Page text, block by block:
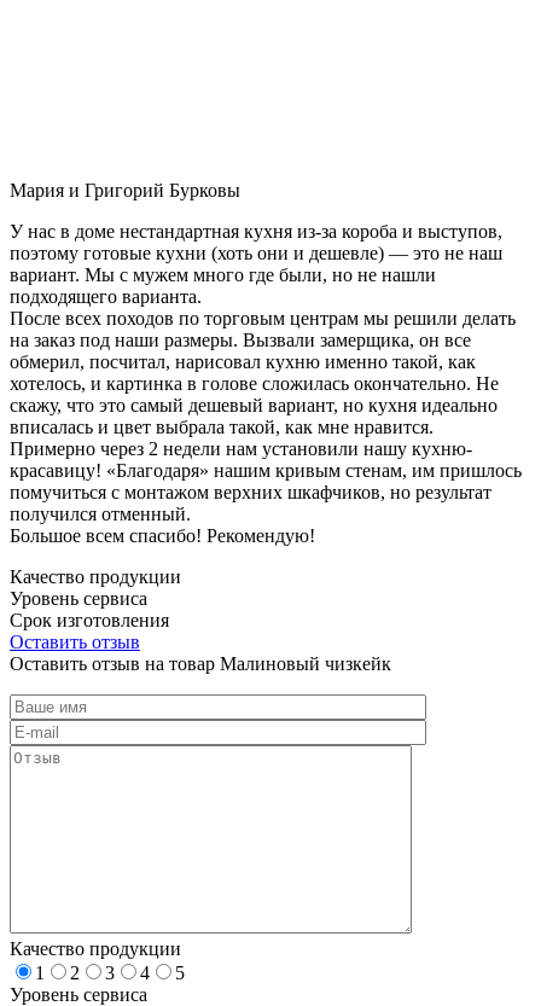
Мария и Григорий Бурковы
У нас в доме нестандартная кухня из-за короба и выступов,
поэтому готовые кухни (хоть они и дешевле) — это не наш
вариант. Мы с мужем много где были, но не нашли
подходящего варианта.
После всех походов по торговым центрам мы решили делать
на заказ под наши размеры. Вызвали замерщика, он все
обмерил, посчитал, нарисовал кухню именно такой, как
хотелось, и картинка в голове сложилась окончательно. Не
скажу, что это самый дешевый вариант, но кухня идеально
вписалась и цвет выбрала такой, как мне нравится.
Примерно через 2 недели нам установили нашу кухню-
красавицу! «Благодаря» нашим кривым стенам, им пришлось
помучиться с монтажом верхних шкафчиков, но результат
получился отменный.
Большое всем спасибо! Рекомендую!
Качество продукции
Уровень сервиса
Срок изготовления
Оставить отзыв
Оставить отзыв на товар Малиновый чизкейк
Качество продукции
1
2 3 4
5
Уровень сервиса